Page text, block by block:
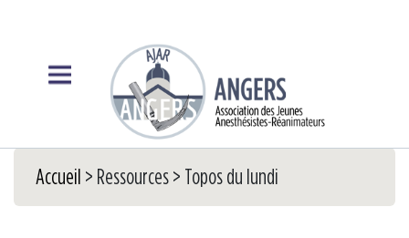
Accueil > Ressources > Topos du lundi